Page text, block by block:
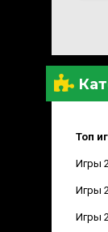
Топ
Игры
Игры
Игры